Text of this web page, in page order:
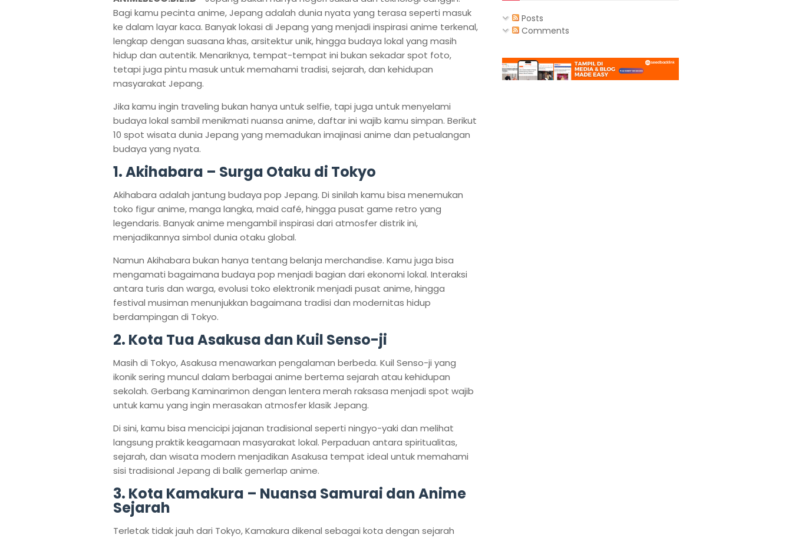
Bagi kamu pecinta anime, Jepang adalah dunia nyata yang terasa seperti masuk
ke dalam layar kaca. Banyak lokasi di Jepang yang menjadi inspirasi anime terkenal,
lengkap dengan suasana khas, arsitektur unik, hingga budaya lokal yang masih
hidup dan autentik. Menariknya, tempat-tempat ini bukan sekadar spot foto,
tetapi juga pintu masuk untuk memahami tradisi, sejarah, dan kehidupan
masyarakat Jepang.
Jika kamu ingin traveling bukan hanya untuk selfie, tapi juga untuk menyelami
budaya lokal sambil menikmati nuansa anime, daftar ini wajib kamu simpan. Berikut
10 spot wisata dunia Jepang yang memadukan imajinasi anime dan petualangan
budaya yang nyata.
1. Akihabara – Surga Otaku di Tokyo
Akihabara adalah jantung budaya pop Jepang. Di sinilah kamu bisa menemukan
toko figur anime, manga langka, maid café, hingga pusat game retro yang
legendaris. Banyak anime mengambil inspirasi dari atmosfer distrik ini,
menjadikannya simbol dunia otaku global.
Namun Akihabara bukan hanya tentang belanja merchandise. Kamu juga bisa
mengamati bagaimana budaya pop menjadi bagian dari ekonomi lokal. Interaksi
antara turis dan warga, evolusi toko elektronik menjadi pusat anime, hingga
festival musiman menunjukkan bagaimana tradisi dan modernitas hidup
berdampingan di Tokyo.
2. Kota Tua Asakusa dan Kuil Senso-ji
Masih di Tokyo, Asakusa menawarkan pengalaman berbeda. Kuil Senso-ji yang
ikonik sering muncul dalam berbagai anime bertema sejarah atau kehidupan
sekolah. Gerbang Kaminarimon dengan lentera merah raksasa menjadi spot wajib
untuk kamu yang ingin merasakan atmosfer klasik Jepang.
Di sini, kamu bisa mencicipi jajanan tradisional seperti ningyo-yaki dan melihat
langsung praktik keagamaan masyarakat lokal. Perpaduan antara spiritualitas,
sejarah, dan wisata modern menjadikan Asakusa tempat ideal untuk memahami
sisi tradisional Jepang di balik gemerlap anime.
3. Kota Kamakura – Nuansa Samurai dan Anime
Sejarah
Terletak tidak jauh dari Tokyo, Kamakura dikenal sebagai kota dengan sejarah
Posts
Comments